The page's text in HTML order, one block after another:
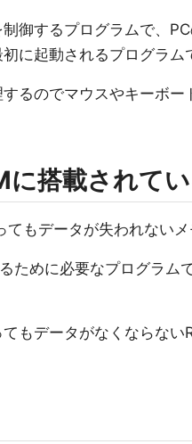
御するプログラムで、
に起動されるプログラム
るのでマウスやキーボー
に搭載されて
てもデータが失われないメ
ために必要なプログラ
もデータがなくならない